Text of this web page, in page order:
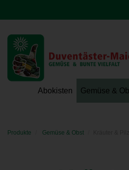
Hoeri - Gemüse
Abokisten Gemüse &
Produkte Gemüse & Obst